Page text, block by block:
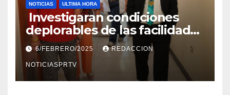
NOTICIAS ULTIMA HORA
Investigaran condiciones
deplorables de las facilidades
el Departamento de la Salud
en Mayagüez
6/FEBRERO/2025 REDACCION
NOTICIASPRTV